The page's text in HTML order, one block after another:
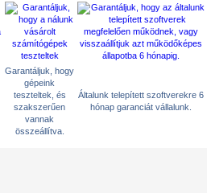
Garantáljuk, hogy
gépeink
teszteltek, és
szakszerűen
vannak
összeállítva.
Általunk telepített szoftverekre 6
hónap garanciát vállalunk.